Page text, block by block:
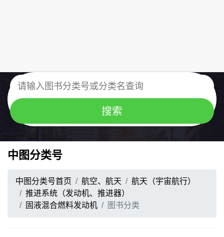
中图分类号
中图分类号首页 航空、航天
航天（宇宙航行）
推进系统（发动机、推进器）
固液混合燃料发动机
图书分类